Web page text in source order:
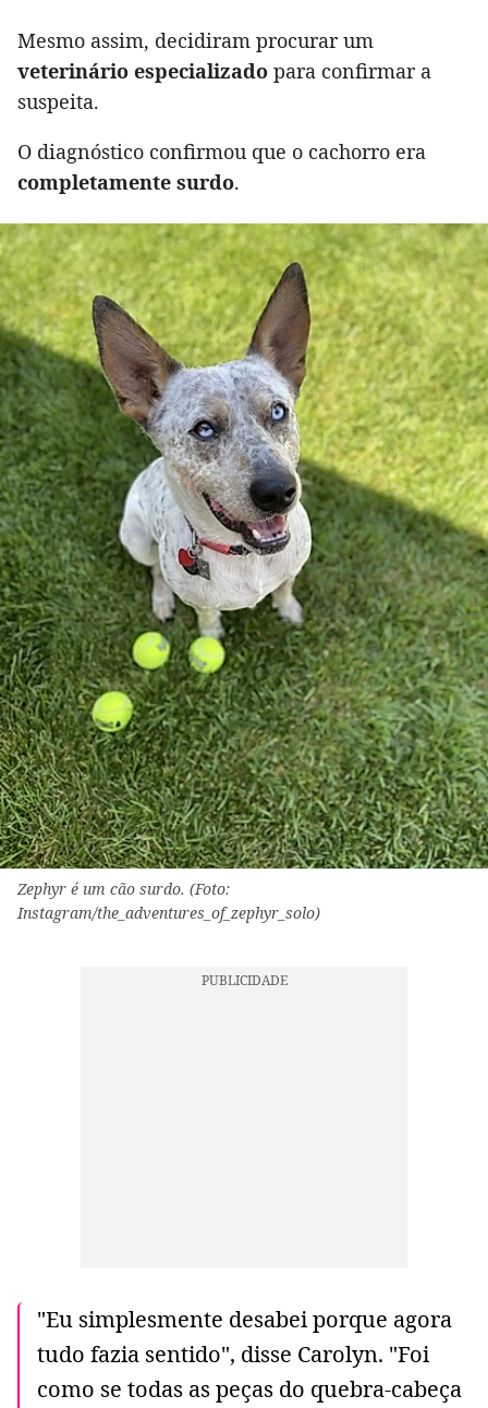
Mesmo assim, decidiram procurar um
veterinário especializado para confirmar a
suspeita.
O diagnóstico confirmou que o cachorro era
completamente surdo.
Zephyr é um cão surdo. (Foto:
Instagram/the_adventures_of_zephyr_solo)
"Eu simplesmente desabei porque agora
tudo fazia sentido", disse Carolyn. "Foi
como se todas as peças do quebra-cabeça